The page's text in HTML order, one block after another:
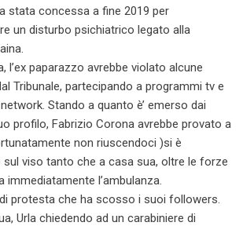
stata concessa a fine 2019 per
un disturbo psichiatrico legato alla
l’ex paparazzo avrebbe violato alcune
Tribunale, partecipando a programmi tv e
Stando a quanto è’ emerso dai
profilo, Fabrizio Corona avrebbe provato a
non riuscendoci )si è
viso tanto che a casa sua, oltre le forze
immediatamente l’ambulanza.
protesta che ha scosso i suoi followers.
Urla chiedendo ad un carabiniere di